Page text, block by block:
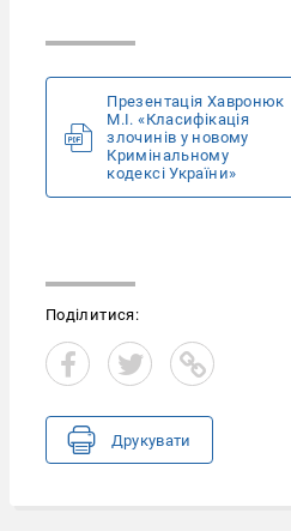
Презентація Хавронюк
М.І. «Класифікація
злочинів у новому
Кримінальному
кодексі України»
Поділитися:
Друкувати